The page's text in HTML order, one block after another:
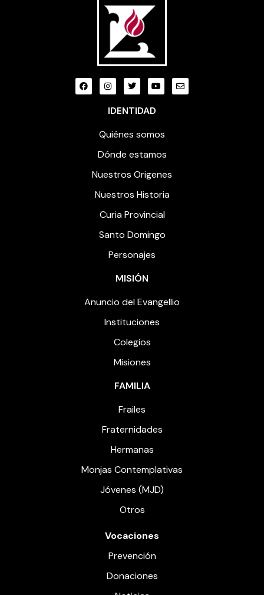
IDENTIDAD
Quiénes somos
Dónde estamos
Nuestros Origenes
Nuestros Historia
Curia Provincial
Santo Domingo
Personajes
MISIÓN
Anuncio del Evangellio
Instituciones
Colegios
Misiones
FAMILIA
Frailes
Fraternidades
Hermanas
Monjas Contemplativas
Jóvenes (MJD)
Otros
Vocaciones
Prevención
Donaciones